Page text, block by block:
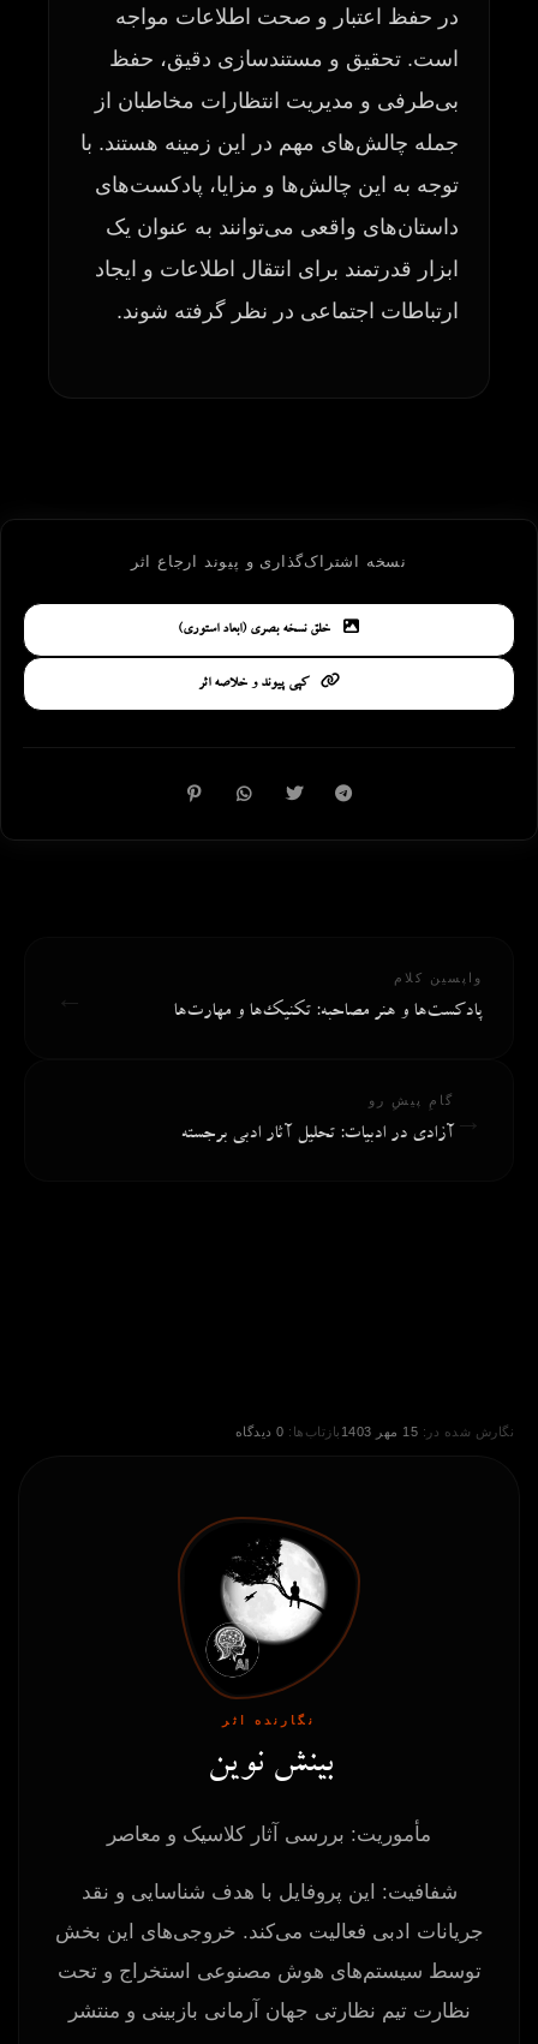
در حفظ اعتبار و صحت اطلاعات مواجه
است. تحقیق و مستندسازی دقیق، حفظ
بی‌طرفی و مدیریت انتظارات مخاطبان از
جمله چالش‌های مهم در این زمینه هستند. با
توجه به این چالش‌ها و مزایا، پادکست‌های
داستان‌های واقعی می‌توانند به عنوان یک
ابزار قدرتمند برای انتقال اطلاعات و ایجاد
ارتباطات اجتماعی در نظر گرفته شوند.
نسخه اشتراک‌گذاری و پیوند ارجاع اثر
خلق نسخه بصری (ابعاد استوری)
کپی پیوند و خلاصه اثر
واپسین کلام
پادکست‌ها و هنر مصاحبه: تکنیک‌ها و مهارت‌ها ←
→
گامِ پیشِ رو
آزادی در ادبیات: تحلیل آثار ادبی برجسته
نگارش شده در: 15 مهر 1403 بازتاب‌ها: 0 دیدگاه
نگارنده اثر
بینش نوین
مأموریت: بررسی آثار کلاسیک و معاصر
شفافیت: این پروفایل با هدف شناسایی و نقد
جریانات ادبی فعالیت می‌کند. خروجی‌های این بخش
توسط سیستم‌های هوش مصنوعی استخراج و تحت
نظارت تیم نظارتی جهان آرمانی بازبینی و منتشر